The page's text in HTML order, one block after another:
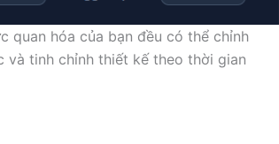
quan hóa của bạn đều có thể chỉnh
và tinh chỉnh thiết kế theo thời gian